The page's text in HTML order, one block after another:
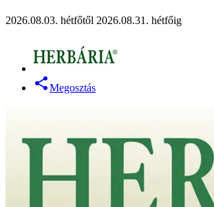
2026.08.03. hétfőtől 2026.08.31. hétfőig
Megosztás